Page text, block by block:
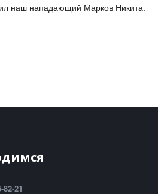
наш нападающий Марков Никита.
82-21